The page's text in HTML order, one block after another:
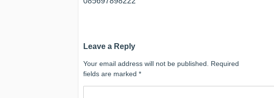
Leave a Reply
Your email address will not be published.
Required
fields are marked *